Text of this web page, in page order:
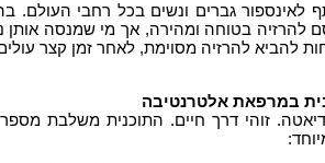
לאינספור גברים ונשים בכל רחבי העולם.
להרזיה בטוחה ומהירה, אך מי שמנסה אותן
להביא להרזיה מסוימת, לאחר זמן קצר
במרפאת אלטרנטיבה
זוהי דרך חיים. התוכנית משלבת